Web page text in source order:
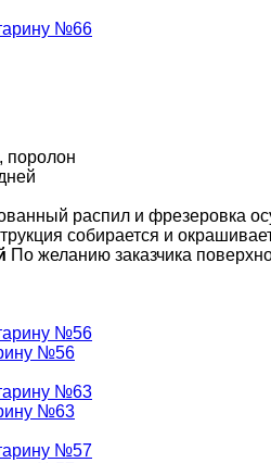
поролон
распил и фрезеровка
собирается и
По желанию заказчика
№56
№63